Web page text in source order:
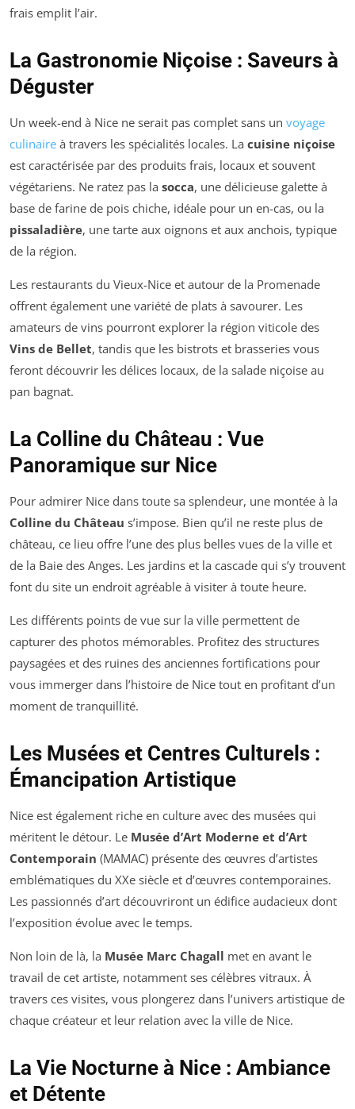
frais emplit l’air.
La Gastronomie Niçoise : Saveurs à
Déguster
Un week-end à Nice ne serait pas complet sans un voyage
culinaire à travers les spécialités locales. La cuisine niçoise
est caractérisée par des produits frais, locaux et souvent
végétariens. Ne ratez pas la socca, une délicieuse galette à
base de farine de pois chiche, idéale pour un en-cas, ou la
pissaladière, une tarte aux oignons et aux anchois, typique
de la région.
Les restaurants du Vieux-Nice et autour de la Promenade
offrent également une variété de plats à savourer. Les
amateurs de vins pourront explorer la région viticole des
Vins de Bellet, tandis que les bistrots et brasseries vous
feront découvrir les délices locaux, de la salade niçoise au
pan bagnat.
La Colline du Château : Vue
Panoramique sur Nice
Pour admirer Nice dans toute sa splendeur, une montée à la
Colline du Château s’impose. Bien qu’il ne reste plus de
château, ce lieu offre l’une des plus belles vues de la ville et
de la Baie des Anges. Les jardins et la cascade qui s’y trouvent
font du site un endroit agréable à visiter à toute heure.
Les différents points de vue sur la ville permettent de
capturer des photos mémorables. Profitez des structures
paysagées et des ruines des anciennes fortifications pour
vous immerger dans l’histoire de Nice tout en profitant d’un
moment de tranquillité.
Les Musées et Centres Culturels :
Émancipation Artistique
Nice est également riche en culture avec des musées qui
méritent le détour. Le Musée d’Art Moderne et d’Art
Contemporain (MAMAC) présente des œuvres d’artistes
emblématiques du XXe siècle et d’œuvres contemporaines.
Les passionnés d’art découvriront un édifice audacieux dont
l’exposition évolue avec le temps.
Non loin de là, la Musée Marc Chagall met en avant le
travail de cet artiste, notamment ses célèbres vitraux. À
travers ces visites, vous plongerez dans l’univers artistique de
chaque créateur et leur relation avec la ville de Nice.
La Vie Nocturne à Nice : Ambiance
et Détente